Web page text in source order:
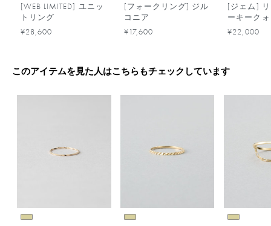
[WEB LIMITED] ユニッ
トリング
¥28,600
[フォークリング] ジル
コニア
¥17,600
[ジェム]
ーキーク
¥22,000
このアイテムを見た人はこちらもチェックしています